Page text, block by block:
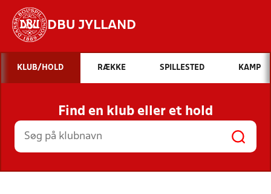
DBU JYLLAND
Hvad vil du søge efter?
INDHOLD OG NYHEDER
STILLINGER, RESULTATER, KLUBBER OG
HOLD
KLUB/HOLD RÆKKE SPILLESTED KAMP
Find en klub eller et hold